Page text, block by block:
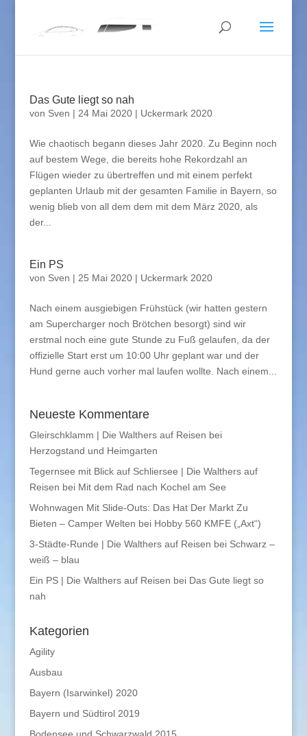
Das Gute liegt so nah
von Sven | 24 Mai 2020| Uckermark 2020
Wie chaotisch begann dieses Jahr 2020. Zu Beginn noch
auf bestem Wege, die bereits hohe Rekordzahl an
Flügen wieder zu übertreffen und mit einem perfekt
geplanten Urlaub mit der gesamten Familie in Bayern, so
wenig blieb von all dem dem mit dem März 2020, als
der...
Ein PS
von Sven | 25 Mai 2020| Uckermark 2020
Nach einem ausgiebigen Frühstück (wir hatten gestern
am Supercharger noch Brötchen besorgt) sind wir
erstmal noch eine gute Stunde zu Fuß gelaufen, da der
offizielle Start erst um 10:00 Uhr geplant war und der
Hund gerne auch vorher mal laufen wollte. Nach einem...
Neueste Kommentare
Gleirschklamm | Die Walthers auf Reisen bei
Herzogstand und Heimgarten
Tegernsee mit Blick auf Schliersee | Die Walthers auf
Reisen bei Mit dem Rad nach Kochel am See
Wohnwagen Mit Slide-Outs: Das Hat Der Markt Zu
Bieten – Camper Welten bei Hobby 560 KMFE („Axt“)
3-Städte-Runde | Die Walthers auf Reisen bei Schwarz –
weiß – blau
Ein PS | Die Walthers auf Reisen bei Das Gute liegt so
nah
Kategorien
Agility
Ausbau
Bayern (Isarwinkel) 2020
Bayern und Südtirol 2019